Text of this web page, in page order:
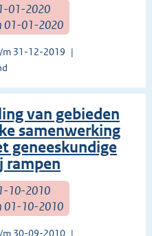
01-2020
01-01-2020
m 31-12-2019
van gebieden
samenwerking
geneeskundige
rampen
10-2010
01-10-2010